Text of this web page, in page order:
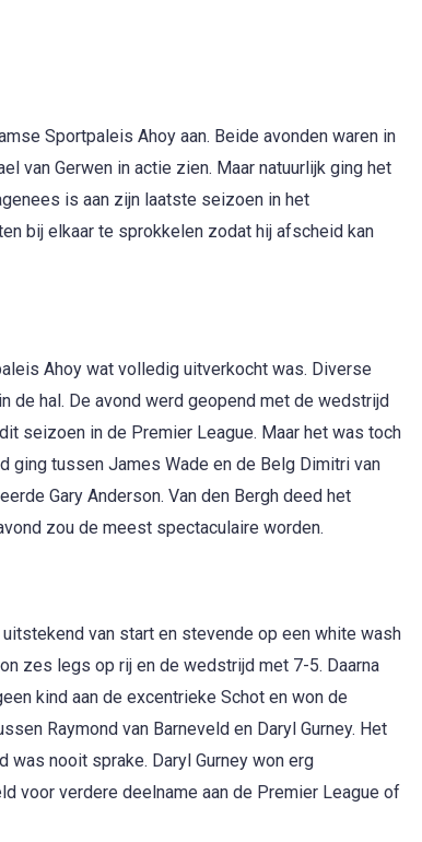
Sportpaleis Ahoy aan. Beide avonden waren in
van Gerwen in actie zien. Maar natuurlijk ging het
is aan zijn laatste seizoen in het
bij elkaar te sprokkelen zodat hij afscheid kan
Ahoy wat volledig uitverkocht was. Diverse
de hal. De avond werd geopend met de wedstrijd
seizoen in de Premier League. Maar het was toch
ging tussen James Wade en de Belg Dimitri van
Gary Anderson. Van den Bergh deed het
zou de meest spectaculaire worden.
van start en stevende op een white wash
zes legs op rij en de wedstrijd met 7-5. Daarna
kind aan de excentrieke Schot en won de
Raymond van Barneveld en Daryl Gurney. Het
nooit sprake. Daryl Gurney won erg
voor verdere deelname aan de Premier League of